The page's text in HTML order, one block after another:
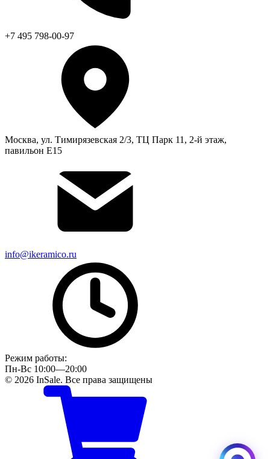
+7 495 798-00-97
Москва, ул. Тимирязевская 2/3, ТЦ Парк 11, 2-й этаж,
павильон Е15
info@ikeramico.ru
Режим работы:
Пн-Вс 10:00—20:00
© 2026 InSale. Все права защищены